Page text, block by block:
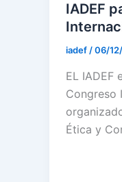
IADEF
iadef/06/
EL IADEF
Congreso
Ética y